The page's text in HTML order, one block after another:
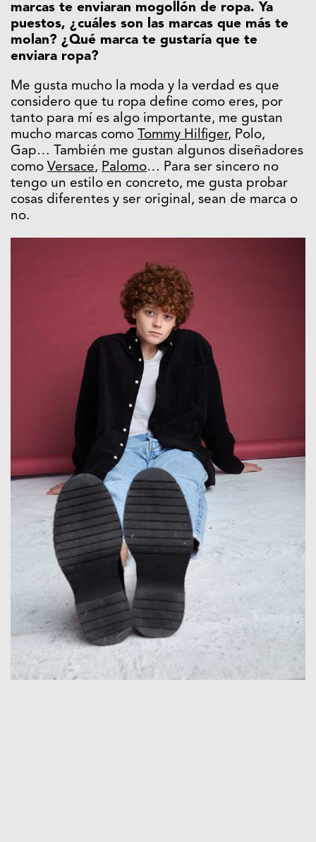
marcas te enviaran mogollón de ropa. Ya
puestos, ¿cuáles son las marcas que más te
molan? ¿Qué marca te gustaría que te
enviara ropa?
Me gusta mucho la moda y la verdad es que
considero que tu ropa define como eres, por
tanto para mí es algo importante, me gustan
mucho marcas como Tommy Hilfiger, Polo,
Gap… También me gustan algunos diseñadores
como Versace, Palomo… Para ser sincero no
tengo un estilo en concreto, me gusta probar
cosas diferentes y ser original, sean de marca o
no.